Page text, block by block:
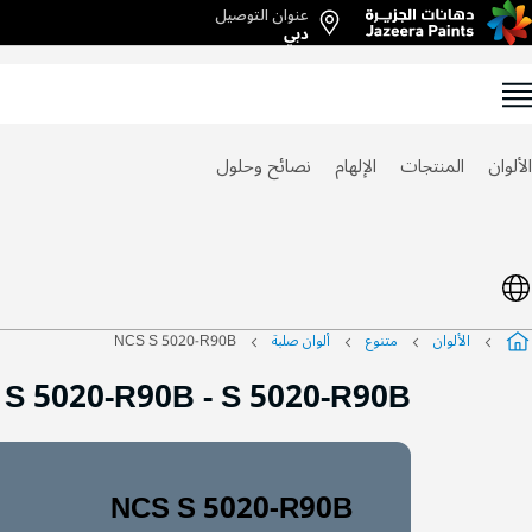
Skip
to
Content
عنوان التوصيل
دبي
الألوان المنتجات الإلهام نصائح وحلول
الألوان متنوع ألوان صلبة NCS S 5020-R90B
5020-R90B-S 5020-R90B
NCS S 5020-R90B